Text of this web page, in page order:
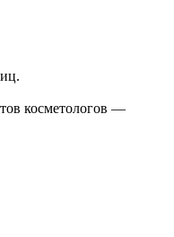
косметологов —